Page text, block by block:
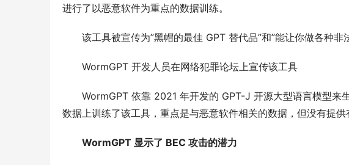
进行了以恶意软件为重点的数据训练。
该工具被宣传为”黑帽的最佳 GPT 替代品”和”能让你做各种非
WormGPT 开发人员在网络犯罪论坛上宣传该工具
WormGPT 依靠 2021 年开发的 GPT-J 开源大型语言模型来
数据上训练了该工具，重点是与恶意软件相关的数据，但没有提供
WormGPT 显示了 BEC 攻击的潜力